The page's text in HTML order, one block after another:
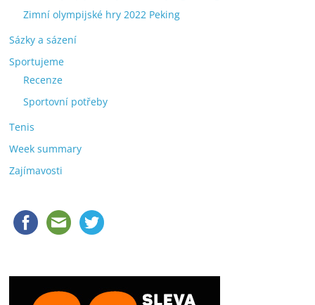
Zimní olympijské hry 2022 Peking
Sázky a sázení
Sportujeme
Recenze
Sportovní potřeby
Tenis
Week summary
Zajímavosti